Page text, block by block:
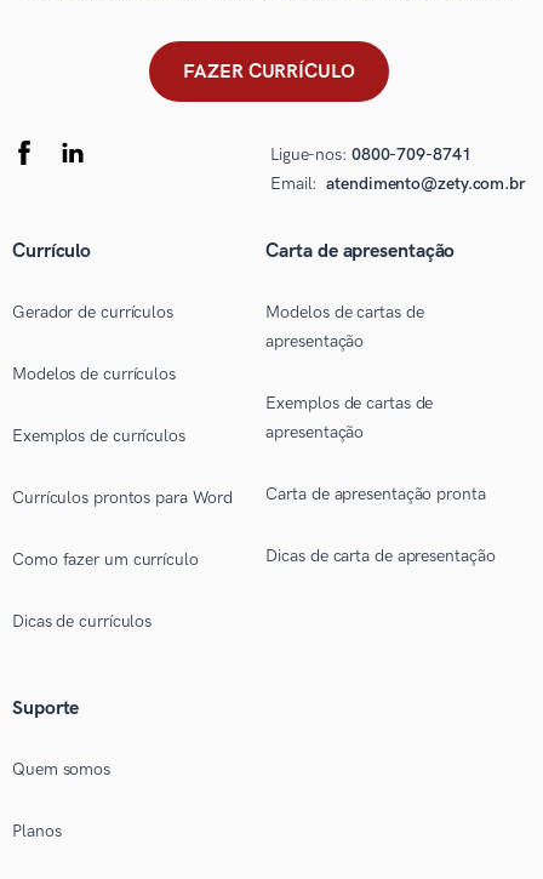
FAZER CURRÍCULO
Ligue-nos: 0800-709-8741
Email: atendimento@zety.com.br
Currículo
Gerador de currículos
Modelos de currículos
Exemplos de currículos
Currículos prontos para Word
Como fazer um currículo
Dicas de currículos
Carta de apresentação
Modelos de cartas de
apresentação
Exemplos de cartas de
apresentação
Carta de apresentação pronta
Dicas de carta de apresentação
Suporte
Quem somos
Planos